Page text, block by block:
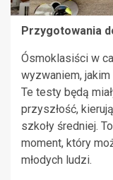
Przygotowania
Ósmoklasiści w
wyzwaniem,
Te testy będą
przyszłość,
szkoły średniej.
moment, który
młodych ludzi.